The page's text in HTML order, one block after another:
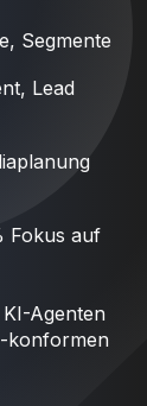
Segmente
Lead
Fokus auf
Agenten
konformen